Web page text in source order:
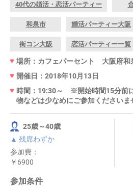
40代の婚活・恋活パーティー
和泉市 婚活パーティー大阪
街コン大阪 恋活パーティー一覧
場所：カフェパーセント 大阪府和
開催日：2018年10月13日
時間：19:30～ ※開始時間15分前
物などは少なめにご参加くださいま
25歳～40歳
▲ 残席わずか
参加費：
￥6900
参加条件